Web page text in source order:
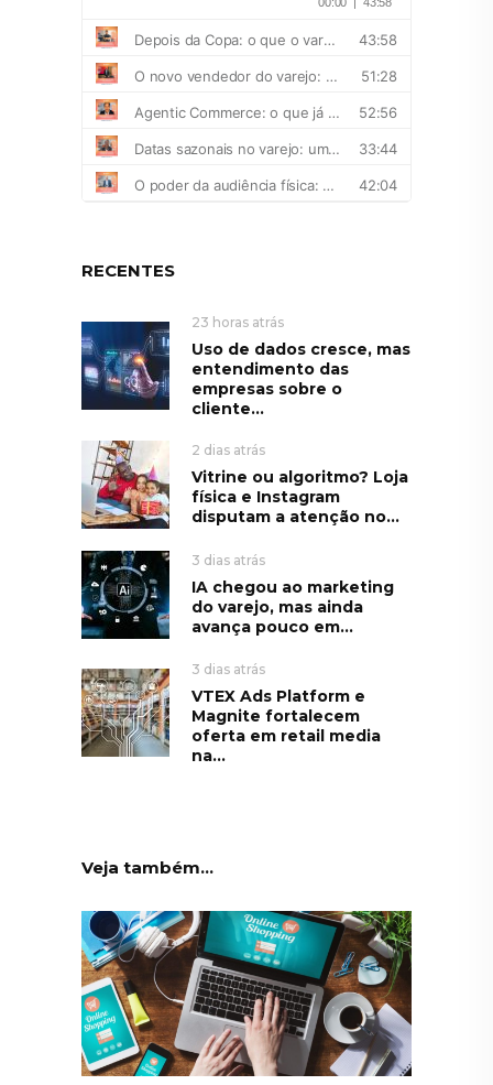
RECENTES
23 horas atrás
Uso de dados cresce, mas
entendimento das
empresas sobre o
cliente...
2 dias atrás
Vitrine ou algoritmo? Loja
física e Instagram
disputam a atenção no...
3 dias atrás
IA chegou ao marketing
do varejo, mas ainda
avança pouco em...
3 dias atrás
VTEX Ads Platform e
Magnite fortalecem
oferta em retail media
na...
Veja também...